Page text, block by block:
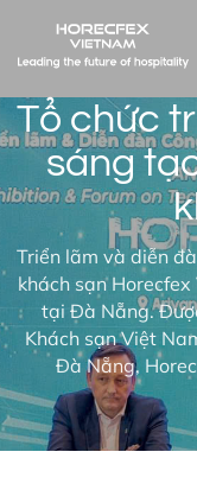
Tổ chức
sáng
Triển lãm và diễn
khách sạn
tại Đà Nẵng.
Khách sạn Việt
Đà Nẵng,